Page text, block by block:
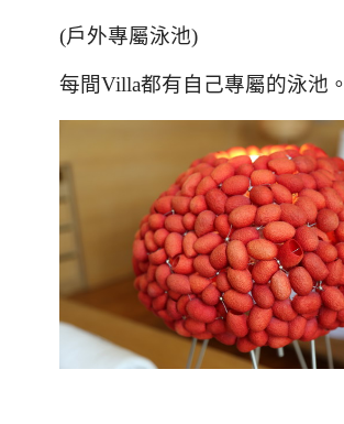
(戶外專屬泳池)
每間Villa都有自己專屬的泳池。